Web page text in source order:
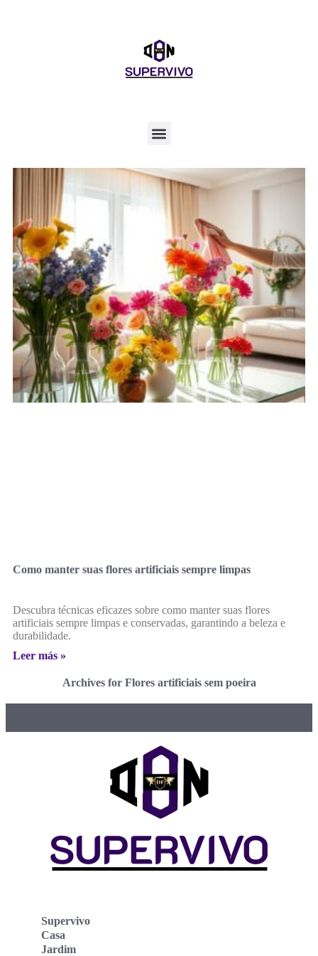
Como manter suas flores artificiais sempre limpas
Descubra técnicas eficazes sobre como manter suas flores
artificiais sempre limpas e conservadas, garantindo a beleza e
durabilidade.
Leer más »
Archives for Flores artificiais sem poeira
Supervivo
Casa
Jardim